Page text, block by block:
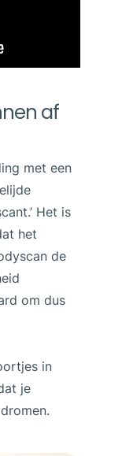
af
met een
Het is
het
de
om dus
in
je